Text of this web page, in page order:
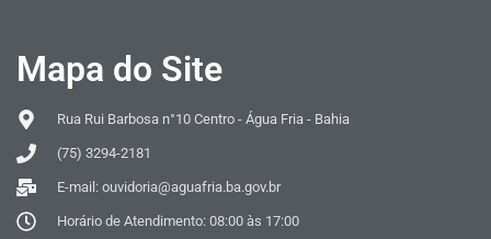
Mapa do Site
Rua Rui Barbosa n°10 Centro - Água Fria - Bahia
(75) 3294-2181
E-mail: ouvidoria@aguafria.ba.gov.br
Horário de Atendimento: 08:00 às 17:00